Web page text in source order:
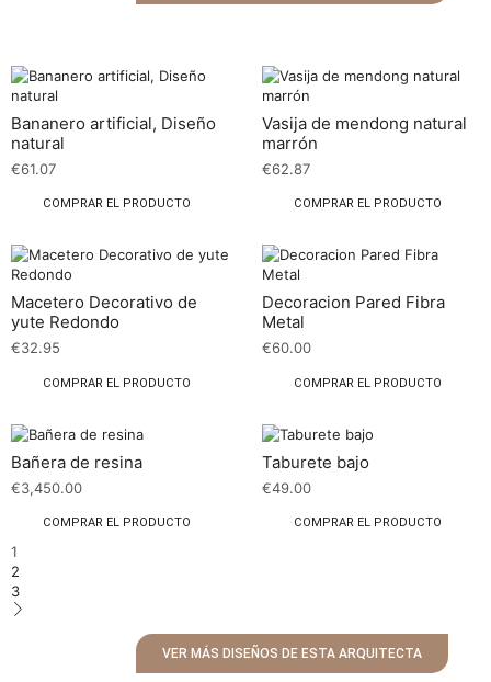
Bananero artificial, Diseño
natural
€61.07
COMPRAR EL PRODUCTO
Vasija de mendong natural
marrón
€62.87
COMPRAR EL PRODUCTO
Macetero Decorativo de
yute Redondo
€32.95
COMPRAR EL PRODUCTO
Decoracion Pared Fibra
Metal
€60.00
COMPRAR EL PRODUCTO
Bañera de resina
€3,450.00
COMPRAR EL PRODUCTO
Taburete bajo
€49.00
COMPRAR EL PRODUCTO
1
2
3
VER MÁS DISEÑOS DE ESTA ARQUITECTA